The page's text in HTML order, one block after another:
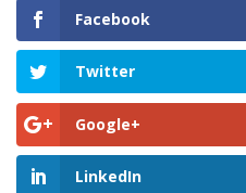
Facebook
Twitter
Google+
LinkedIn